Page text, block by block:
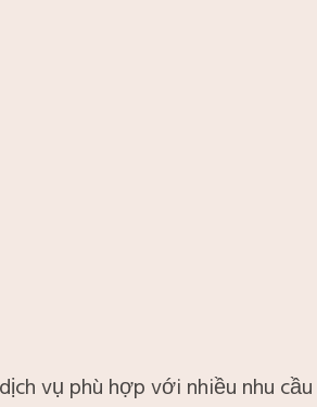
vụ phù hợp với nhiều nhu